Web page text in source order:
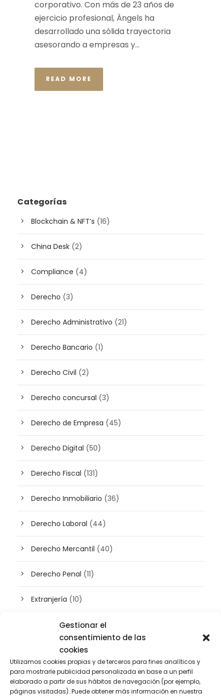
Gestionar el
consentimiento de las
cookies
Utilizamos cookies propias y de terceros para fines analíticos y
para mostrarle publicidad personalizada en base a un perfil
elaborado a partir de sus hábitos de navegación (por ejemplo,
páginas visitadas). Puede obtener más información en nuestra
corporativo. Con más de 23 años de
ejercicio profesional, Àngels ha
desarrollado una sólida trayectoria
asesorando a empresas y...
READ MORE
Categorías
Blockchain & NFT’s (16)
China Desk (2)
Compliance (4)
Derecho (3)
Derecho Administrativo (21)
Derecho Bancario (1)
Derecho Civil (2)
Derecho concursal (3)
Derecho de Empresa (45)
Derecho Digital (50)
Derecho Fiscal (131)
Derecho Inmobiliario (36)
Derecho Laboral (44)
Derecho Mercantil (40)
Derecho Penal (11)
Extranjería (10)
Inteligencia artificial(3)
Patrimonio(5)
Plusvalía(2)